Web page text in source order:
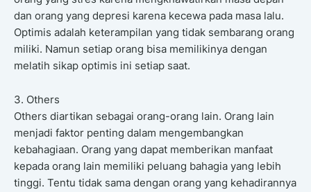
dan orang yang depresi karena kecewa pada masa lalu.
Optimis adalah keterampilan yang tidak sembarang orang
miliki. Namun setiap orang bisa memilikinya dengan
melatih sikap optimis ini setiap saat.
3. Others
Others diartikan sebagai orang-orang lain. Orang lain
menjadi faktor penting dalam mengembangkan
kebahagiaan. Orang yang dapat memberikan manfaat
kepada orang lain memiliki peluang bahagia yang lebih
tinggi. Tentu tidak sama dengan orang yang kehadirannya